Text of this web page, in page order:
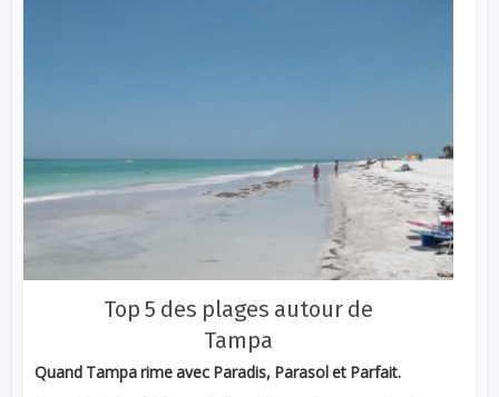
Top 5 des plages autour de
Tampa
Quand Tampa rime avec Paradis, Parasol et Parfait.